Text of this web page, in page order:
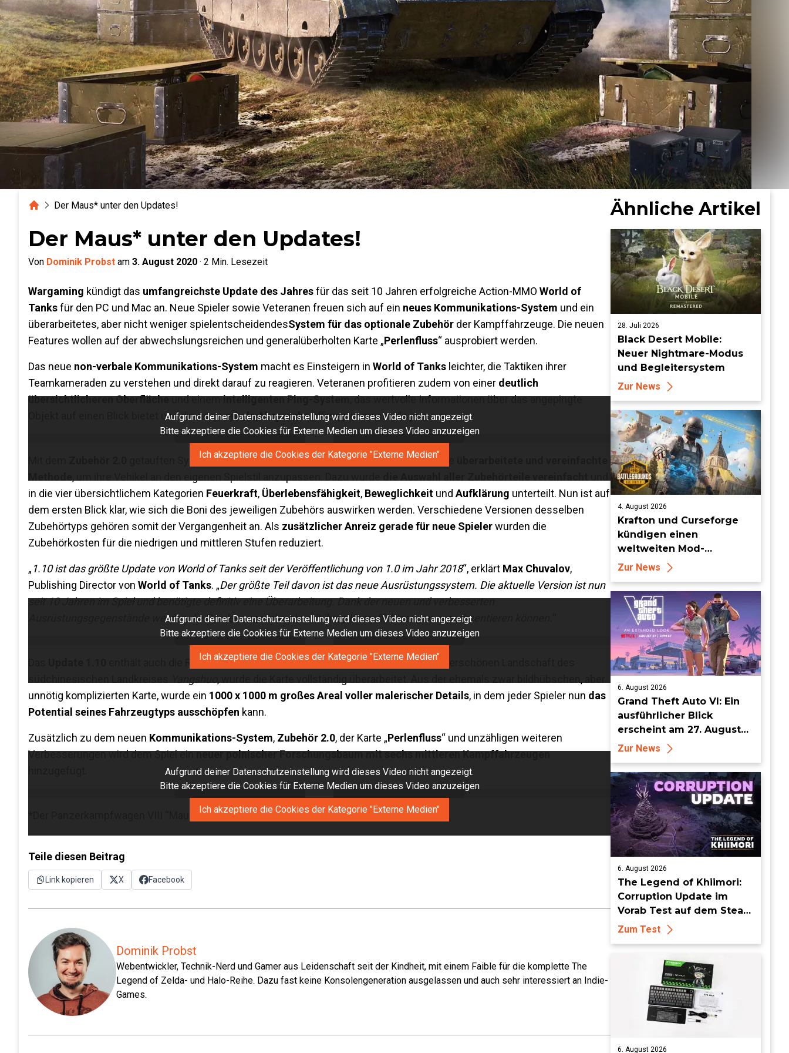
HomeDer Maus* unter den Updates!
Der Maus* unter den Updates!
Von Dominik Probst am 3. August 2020 · 2 Min. Lesezeit
Wargaming kündigt das umfangreichste Update des Jahresfür das seit 10 Jahren erfolgreiche Action-MMO World of
Tanksfür den PC und Mac an. Neue Spieler sowie Veteranen freuen sich auf ein neues Kommunikations-System und ein
überarbeitetes, aber nicht weniger spielentscheidendesSystem für das optionale Zubehör der Kampffahrzeuge. Die neuen
Features wollen auf der abwechslungsreichen und generalüberholten Karte „Perlenfluss“ ausprobiert werden.
Das neue non-verbale Kommunikations-System macht es Einsteigern in World of Tanks leichter, die Taktiken ihrer
Teamkameraden zu verstehen und direkt darauf zu reagieren. Veteranen profitieren zudem von einer deutlich
übersichtlicheren Oberflächeund einemintelligenten Ping-System, das wertvolle Informationen über das angepingte
Objekt auf einen Blick bietet und dienon-verbale Abspracheeffizienter macht als je zuvor.
Aufgrund deiner Datenschutzeinstellung wird dieses Video nicht angezeigt.
Bitte akzeptiere die Cookies für Externe Medien um dieses Video anzuzeigen
Ich akzeptiere die Cookies der Kategorie "Externe Medien"
getauften System für optionale Einbauten, bekommen die Spieler eine
in die vier übersichtlichem Kategorien Feuerkraft, Überlebensfähigkeit, Beweglichkeit und Aufklärung unterteilt. Nun ist auf
dem ersten Blick klar, wie sich die Boni des jeweiligen Zubehörs auswirken werden. Verschiedene Versionen desselben
Zubehörtyps gehören somit der Vergangenheit an. Als zusätzlicher Anreiz gerade für neue Spielerwurden die
Zubehörkosten für die niedrigen und mittleren Stufen reduziert.
„ 1.10 ist das größte Update von World of Tanks seit der Veröffentlichung von 1.0 im Jahr 2018“, erklärt Max Chuvalov,
Publishing Director von World of Tanks. „Der größte Teil davon ist das neue Ausrüstungssystem. Die aktuelle Version ist nun
seit 10 Jahren im Spiel und benötigte definitiv eine Überarbeitung. Dank der neuen und verbesserten
Ausrüstungsgegenstände werden die Spieler nun viel mehr mit ihren Kampffahrzeugen experimentieren können.
Aufgrund deiner Datenschutzeinstellung wird dieses Video nicht angezeigt.
Bitte akzeptiere die Cookies für Externe Medien um dieses Video anzuzeigen
Ich akzeptiere die Cookies der Kategorie "Externe Medien"
enthält auch die Rückkehr der Karte „Perlenfluss“. Inspiriert von der wunderschönen Landschaft des
unnötig komplizierten Karte, wurde ein 1000 x 1000 m großes Areal voller malerischer Details, in dem jeder Spieler nun das
Potential seines Fahrzeugtyps ausschöpfen kann.
Zusätzlich zu dem neuen Kommunikations-System, Zubehör 2.0, der Karte „Perlenfluss“ und unzähligen weiteren
Verbesserungen wird dem Spiel einneuer polnischer Forschungsbaum mit sechs mittleren Kampffahrzeugen
Aufgrund deiner Datenschutzeinstellung wird dieses Video nicht angezeigt.
Bitte akzeptiere die Cookies für Externe Medien um dieses Video anzuzeigen
Ich akzeptiere die Cookies der Kategorie "Externe Medien"
*Der Panzerkampfwagen VIII “Maus” war ein, mit fast 190 Tonnen, überschwerer Koloss
Teile diesen Beitrag
Link kopieren X Facebook
Dominik Probst
Webentwickler, Technik-Nerd und Gamer aus Leidenschaft seit der Kindheit, mit einem Faible für die komplette The
Legend of Zelda- und Halo-Reihe. Dazu fast keine Konsolengeneration ausgelassen und auch sehr interessiert an Indie-
Games.
Ähnliche Artikel
28. Juli 2026
Black Desert Mobile:
Neuer Nightmare-Modus
und Begleitersystem
Zur News
4. August 2026
Krafton und Curseforge
kündigen einen
weltweiten Mod-
Wettbewerb mit einem
Preisgeld von 95.000 US-
Dollar an
Zur News
6. August 2026
Grand Theft Auto VI: Ein
ausführlicher Blick
erscheint am 27. August
auf Netflix und YouTube
Zur News
6. August 2026
The Legend of Khiimori:
Corruption Update im
Vorab Test auf dem Steam
Deck - Die Idylle bekommt
dunkle Risse
Zum Test
6. August 2026